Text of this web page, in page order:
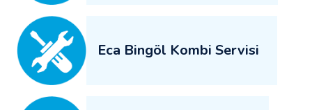
Eca Bingöl Kombi Servisi